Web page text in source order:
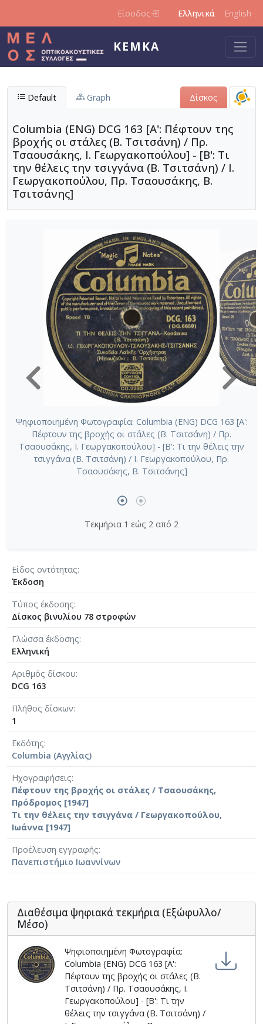
Είσοδος Ελληνικά English
ΚΕΜΚΑ
Default Graph Δίσκος
Columbia (ENG) DCG 163 [Α': Πέφτουν της
βροχής οι στάλες (Β. Τσιτσάνη) / Πρ.
Τσαουσάκης, Ι. Γεωργακοπούλου] - [Β': Τι
την θέλεις την τσιγγάνα (Β. Τσιτσάνη) / Ι.
Γεωργακοπούλου, Πρ. Τσαουσάκης, Β.
Τσιτσάνης]
Ψηφιοποιημένη Φωτογραφία: Columbia (ENG) DCG 163 [Α':
Πέφτουν της βροχής οι στάλες (Β. Τσιτσάνη) / Πρ.
Τσαουσάκης, Ι. Γεωργακοπούλου] - [Β': Τι την θέλεις την
τσιγγάνα (Β. Τσιτσάνη) / Ι. Γεωργακοπούλου, Πρ.
Τσαουσάκης, Β. Τσιτσάνης]
Τεκμήρια 1 εώς 2 από 2
Είδος οντότητας
Έκδοση
Τύπος έκδοσης
Δίσκος βινυλίου 78 στροφών
Γλώσσα έκδοσης
Ελληνική
Αριθμός δίσκου
DCG 163
Πλήθος δίσκων
1
Εκδότης
Columbia (Αγγλίας)
Ηχογραφήσεις
Πέφτουν της βροχής οι στάλες / Τσαουσάκης,
Πρόδρομος [1947]
Τι την θέλεις την τσιγγάνα / Γεωργακοπούλου,
Ιωάννα [1947]
Προέλευση εγγραφής
Πανεπιστήμιο Ιωαννίνων
Διαθέσιμα ψηφιακά τεκμήρια (Εξώφυλλο/
Μέσο)
Ψηφιοποιημένη Φωτογραφία:
Columbia (ENG) DCG 163 [Α':
Πέφτουν της βροχής οι στάλες (Β.
Τσιτσάνη) / Πρ. Τσαουσάκης, Ι.
Γεωργακοπούλου] - [Β': Τι την
θέλεις την τσιγγάνα (Β. Τσιτσάνη) /